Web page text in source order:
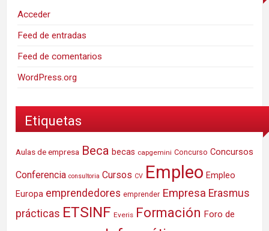
Acceder
Feed de entradas
Feed de comentarios
WordPress.org
Etiquetas
Aulas de empresa Beca becas capgemini Concurso Concursos
Conferencia consultoria Cursos CV Empleo Empleo
Europa emprendedores emprender Empresa Erasmus
prácticas ETSINF Everis Formación Foro de